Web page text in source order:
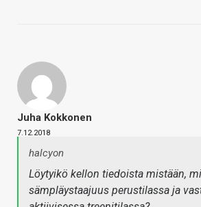
Juha Kokkonen
7.12.2018
halcyon
Löytyikö kellon tiedoista mistään,
sämpläystaajuus perustilassa ja